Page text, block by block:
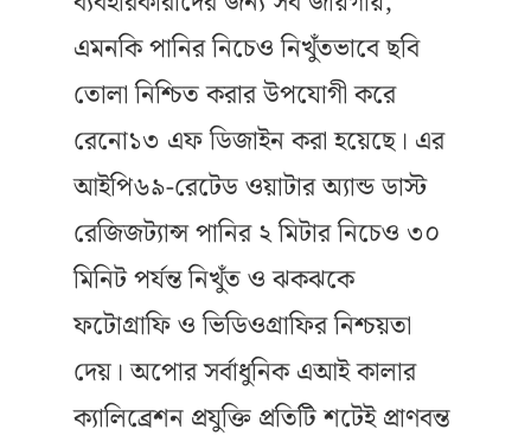
এমনকি পানির নিচেও নিখুঁতভাবে ছবি
তোলা নিশ্চিত করার উপযোগী করে
রেনো১৩ এফ ডিজাইন করা হয়েছে। এর
আইপি৬৯-রেটেড ওয়াটার অ্যান্ড ডাস্ট
রেজিজট্যান্স পানির ২ মিটার নিচেও ৩০
মিনিট পর্যন্ত নিখুঁত ও ঝকঝকে
ফটোগ্রাফি ও ভিডিওগ্রাফির নিশ্চয়তা
দেয়। অপোর সর্বাধুনিক এআই কালার
ক্যালিব্রেশন প্রযুক্তি প্রতিটি শটেই প্রাণবন্ত